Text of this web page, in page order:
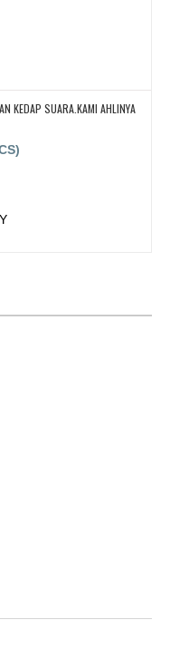
KEDAP SUARA.KAMI AHLINYA